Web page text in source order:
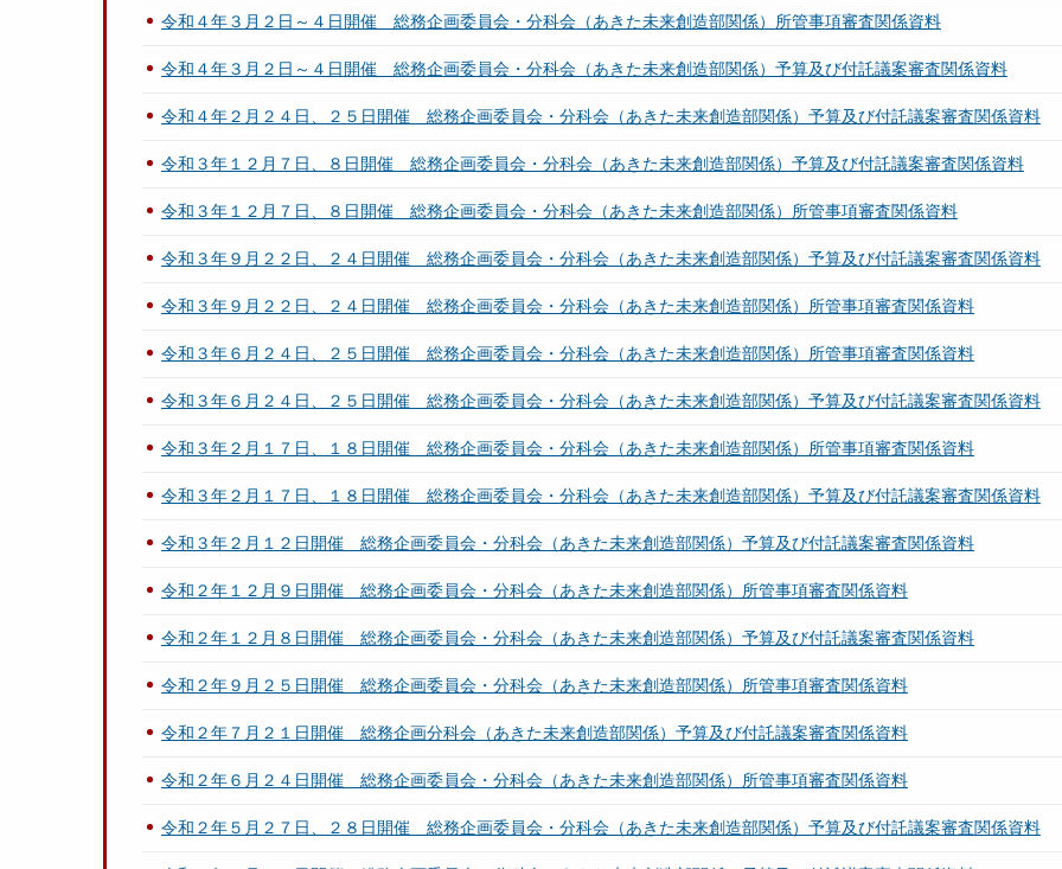
令和４年３月２日～４日開催 総務企画委員会・分科会（あきた未来創造部関係）所管事項審査関係資料
令和４年３月２日～４日開催 総務企画委員会・分科会（あきた未来創造部関係）予算及び付託議案審査関係資料
令和４年２月２４日、２５日開催 総務企画委員会・分科会（あきた未来創造部関係）予算及び付託議案審査関係資料
令和３年１２月７日、８日開催 総務企画委員会・分科会（あきた未来創造部関係）予算及び付託議案審査関係資料
令和３年１２月７日、８日開催 総務企画委員会・分科会（あきた未来創造部関係）所管事項審査関係資料
令和３年９月２２日、２４日開催 総務企画委員会・分科会（あきた未来創造部関係）予算及び付託議案審査関係資料
令和３年９月２２日、２４日開催 総務企画委員会・分科会（あきた未来創造部関係）所管事項審査関係資料
令和３年６月２４日、２５日開催 総務企画委員会・分科会（あきた未来創造部関係）所管事項審査関係資料
令和３年６月２４日、２５日開催 総務企画委員会・分科会（あきた未来創造部関係）予算及び付託議案審査関係資料
令和３年２月１７日、１８日開催 総務企画委員会・分科会（あきた未来創造部関係）所管事項審査関係資料
令和３年２月１７日、１８日開催 総務企画委員会・分科会（あきた未来創造部関係）予算及び付託議案審査関係資料
令和３年２月１２日開催 総務企画委員会・分科会（あきた未来創造部関係）予算及び付託議案審査関係資料
令和２年１２月９日開催 総務企画委員会・分科会（あきた未来創造部関係）所管事項審査関係資料
令和２年１２月８日開催 総務企画委員会・分科会（あきた未来創造部関係）予算及び付託議案審査関係資料
令和２年９月２５日開催 総務企画委員会・分科会（あきた未来創造部関係）所管事項審査関係資料
令和２年７月２１日開催 総務企画分科会（あきた未来創造部関係）予算及び付託議案審査関係資料
令和２年６月２４日開催 総務企画委員会・分科会（あきた未来創造部関係）所管事項審査関係資料
令和２年５月２７日、２８日開催 総務企画委員会・分科会（あきた未来創造部関係）予算及び付託議案審査関係資料